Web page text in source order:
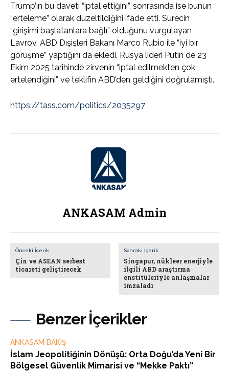
Benzer İçerikler
ANKASAM BAKIŞ
İslam Jeopolitiğinin Dönüşü: Orta Doğu’da Yeni Bir
Bölgesel Güvenlik Mimarisi ve “Mekke Paktı”
Trump’ın bu daveti “iptal ettiğini”, sonrasında ise bunun
“erteleme” olarak düzeltildiğini ifade etti. Sürecin
“girişimi başlatanlara bağlı” olduğunu vurgulayan
Lavrov, ABD Dışişleri Bakanı Marco Rubio ile “iyi bir
görüşme” yaptığını da ekledi. Rusya lideri Putin de 23
Ekim 2025 tarihinde zirvenin “iptal edilmekten çok
ertelendiğini” ve teklifin ABD’den geldiğini doğrulamıştı.
https://tass.com/politics/2035297
ANKASAM Admin
Önceki İçerik
Çin ve ASEAN serbest
ticareti geliştirecek
Sonraki İçerik
Singapur, nükleer enerjiyle
ilgili ABD araştırma
enstitüleriyle anlaşmalar
imzaladı